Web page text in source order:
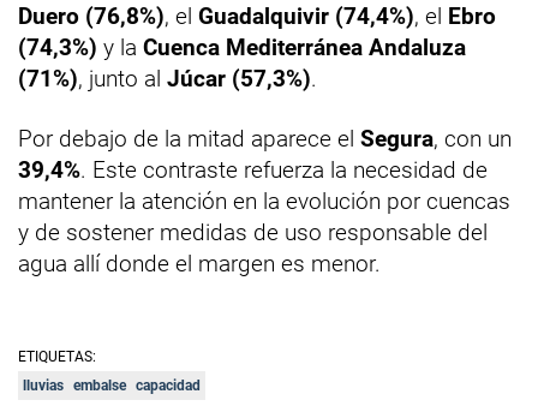
Duero (76,8%), el Guadalquivir (74,4%), el Ebro
(74,3%) y la Cuenca Mediterránea Andaluza
(71%), junto al Júcar (57,3%).
Por debajo de la mitad aparece el Segura, con un
39,4%. Este contraste refuerza la necesidad de
mantener la atención en la evolución por cuencas
y de sostener medidas de uso responsable del
agua allí donde el margen es menor.
ETIQUETAS:
lluvias embalse capacidad